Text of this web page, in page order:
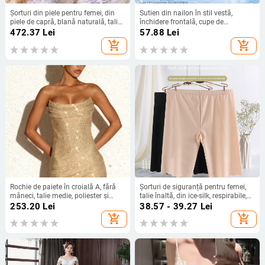
Șorturi din piele pentru femei, din
piele de capră, blană naturală, talie
înaltă, lungime 3/4, design
472.37 Lei
add_shopping_cart
Sutien din nailon în stil vestă,
închidere frontală, cupe de
acoperire completă fără formare,
57.88 Lei
add_shopping_cart
Rochie de paiete în croială A, fără
mâneci, talie medie, poliester și
elastan, detalii colaj, potrivită
253.20 Lei
add_shopping_cart
Șorturi de siguranță pentru femei,
talie înaltă, din ice-silk, respirabile,
elastice, ca bază sub haine
38.57 - 39.27 Lei
add_shopping_cart